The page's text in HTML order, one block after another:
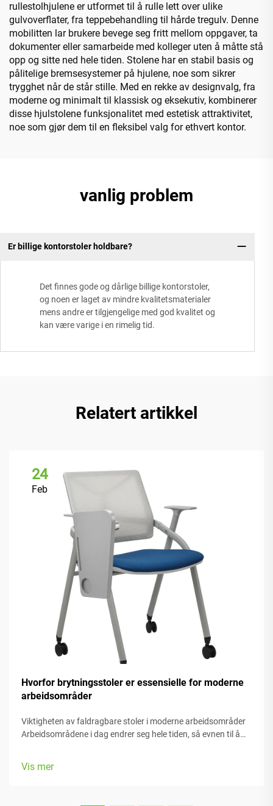
rullestolhjulene er utformet til å rulle lett over ulike
gulvoverflater, fra teppebehandling til hårde tregulv. Denne
mobilitten lar brukere bevege seg fritt mellom oppgaver, ta
dokumenter eller samarbeide med kolleger uten å måtte stå
opp og sitte ned hele tiden. Stolene har en stabil basis og
pålitelige bremsesystemer på hjulene, noe som sikrer
trygghet når de står stille. Med en rekke av designvalg, fra
moderne og minimalt til klassisk og eksekutiv, kombinerer
disse hjulstolene funksjonalitet med estetisk attraktivitet,
noe som gjør dem til en fleksibel valg for ethvert kontor.
vanlig problem
Er billige kontorstoler holdbare?
Det finnes gode og dårlige billige kontorstoler,
og noen er laget av mindre kvalitetsmaterialer
mens andre er tilgjengelige med god kvalitet og
kan være varige i en rimelig tid.
Relatert artikkel
24
Feb
Hvorfor brytningsstoler er essensielle for moderne
arbeidsområder
Viktigheten av faldragbare stoler i moderne arbeidsområder
Arbeidsområdene i dag endrer seg hele tiden, så evnen til å
annen eller tilpasse...
Vis mer